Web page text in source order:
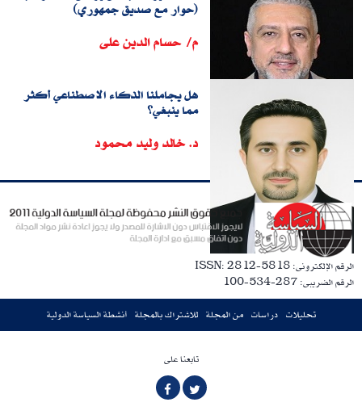
(حوار مع صديق جمهوري)
م/ حسام الدين على
هل يجاملنا الذكاء الاصطناعي أكثر
مما ينبغي؟
د. خالد وليد محمود
الرقم الإلكترونى: ISSN: 2812-5818
الرقم الضريبى: 287-534-100
تحليلات دراسات من المجلة للاشتراك بالمجلة أنشطة السياسة الدولية
تابعنا على